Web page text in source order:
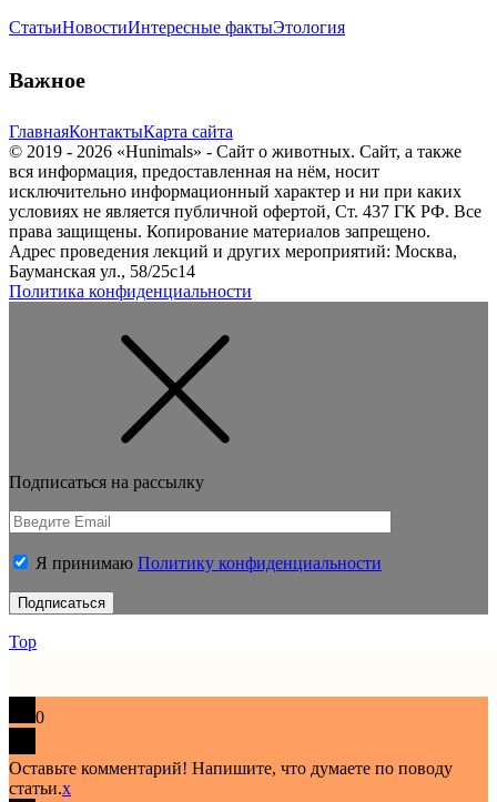
СтатьиНовостиИнтересные фактыЭтология
Важное
ГлавнаяКонтактыКарта сайта
© 2019 - 2026 «Hunimals» - Сайт о животных. Сайт, а также
вся информация, предоставленная на нём, носит
исключительно информационный характер и ни при каких
условиях не является публичной офертой, Ст. 437 ГК РФ. Все
права защищены. Копирование материалов запрещено.
Адрес проведения лекций и других мероприятий: Москва,
Бауманская ул., 58/25с14
Политика конфиденциальности
Подписаться на рассылку
Я принимаю Политику конфиденциальности
Top
0
Оставьте комментарий! Напишите, что думаете по поводу
статьи.x